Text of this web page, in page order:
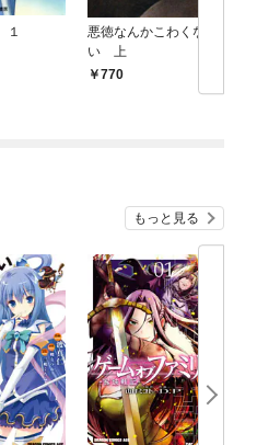
悪徳なんかこわくな
い 上
770
もっと見る